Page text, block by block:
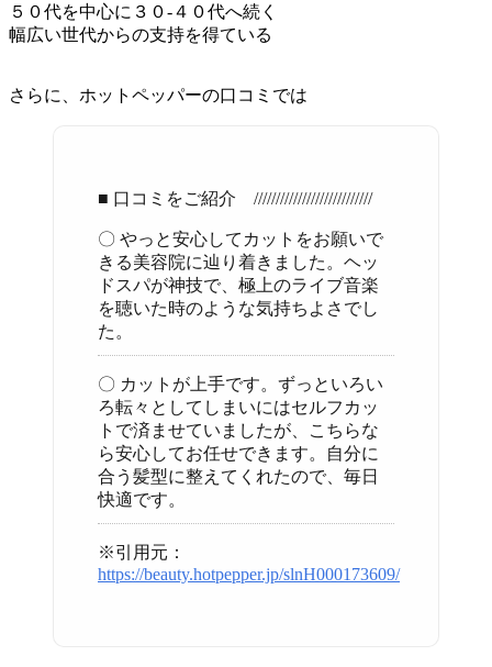
５０代を中心に３０-４０代へ続く
幅広い世代からの支持を得ている
さらに、ホットペッパーの口コミでは
■ 口コミをご紹介 ///////////////////////////
〇 やっと安心してカットをお願いで
きる美容院に辿り着きました。ヘッ
ドスパが神技で、極上のライブ音楽
を聴いた時のような気持ちよさでし
た。
〇 カットが上手です。ずっといろい
ろ転々としてしまいにはセルフカッ
トで済ませていましたが、こちらな
ら安心してお任せできます。自分に
合う髪型に整えてくれたので、毎日
快適です。
※引用元：
https://beauty.hotpepper.jp/slnH000173609/